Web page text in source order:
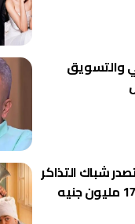
والتسويق
شباك التذاكر